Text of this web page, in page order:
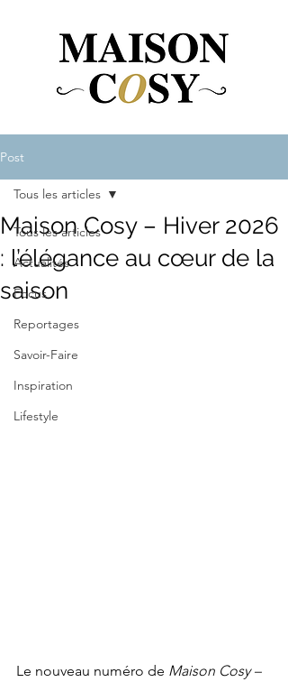
Post
Tous les articles
Actualités
Focus
Reportages
Savoir-Faire
Inspiration
Lifestyle
Tous les articles
Maison Cosy – Hiver 2026
: l’élégance au cœur de la
saison
Le nouveau numéro de Maison Cosy –